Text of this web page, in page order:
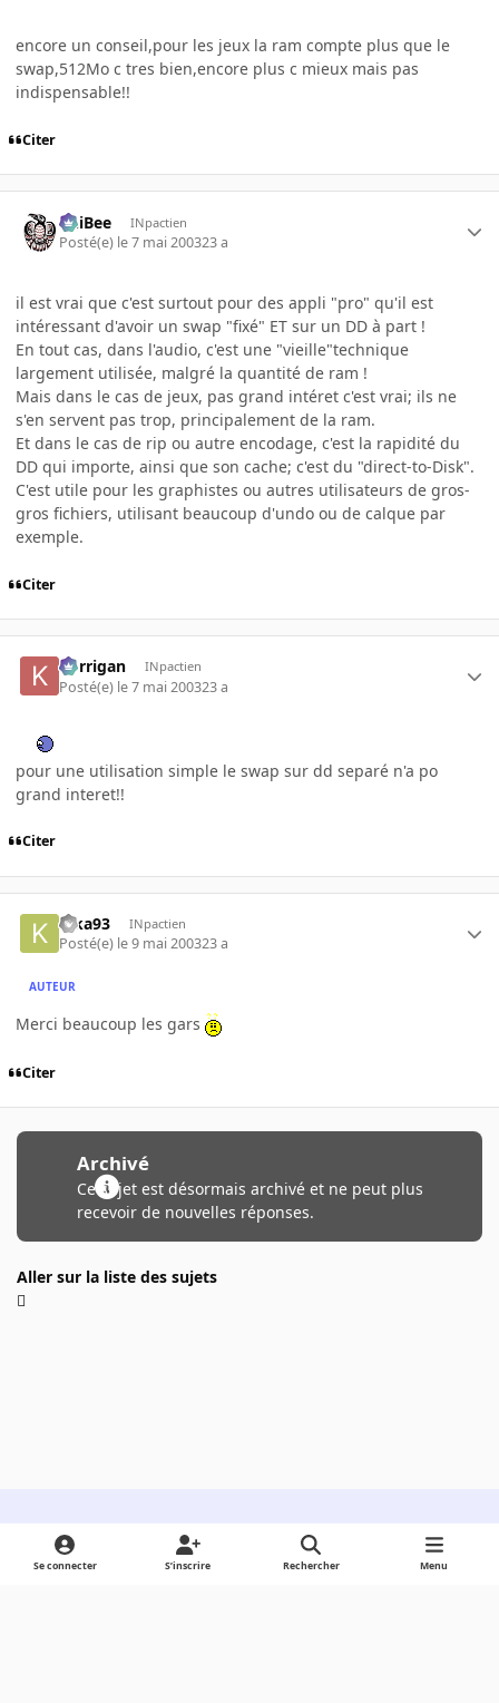
encore un conseil,pour les jeux la ram compte plus que le
swap,512Mo c tres bien,encore plus c mieux mais pas
indispensable!!
Citer
PhiBee INpactien
Posté(e) le 7 mai 200323 a
il est vrai que c'est surtout pour des appli "pro" qu'il est
intéressant d'avoir un swap "fixé" ET sur un DD à part !
En tout cas, dans l'audio, c'est une "vieille"technique
largement utilisée, malgré la quantité de ram !
Mais dans le cas de jeux, pas grand intéret c'est vrai; ils ne
s'en servent pas trop, principalement de la ram.
Et dans le cas de rip ou autre encodage, c'est la rapidité du
DD qui importe, ainsi que son cache; c'est du "direct-to-Disk".
C'est utile pour les graphistes ou autres utilisateurs de gros-
gros fichiers, utilisant beaucoup d'undo ou de calque par
exemple.
Citer
korrigan INpactien
Posté(e) le 7 mai 200323 a
pour une utilisation simple le swap sur dd separé n'a po
grand interet!!
Citer
kika93 INpactien
Posté(e) le 9 mai 200323 a
AUTEUR
Merci beaucoup les gars
Citer
Archivé
Ce sujet est désormais archivé et ne peut plus
recevoir de nouvelles réponses.
Aller sur la liste des sujets
Light ModeDark ModeSystem Preference
Se connecter S’inscrire Rechercher Menu